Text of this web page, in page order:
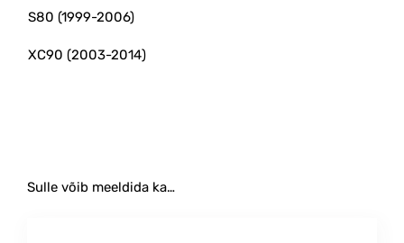
S80 (1999-2006)
XC90 (2003-2014)
Sulle võib meeldida ka…